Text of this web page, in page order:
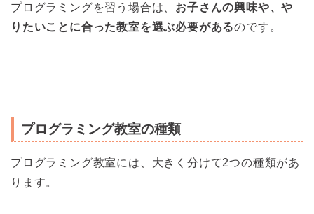
プログラミングを習う場合は、 お子さんの興味や、や
りたいことに合った教室を選ぶ必要があるのです。
プログラミング教室の種類
プログラミング教室には、大きく分けて2つの種類があ
ります。